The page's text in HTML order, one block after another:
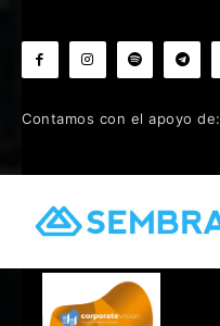
Contamos con el apoyo de: